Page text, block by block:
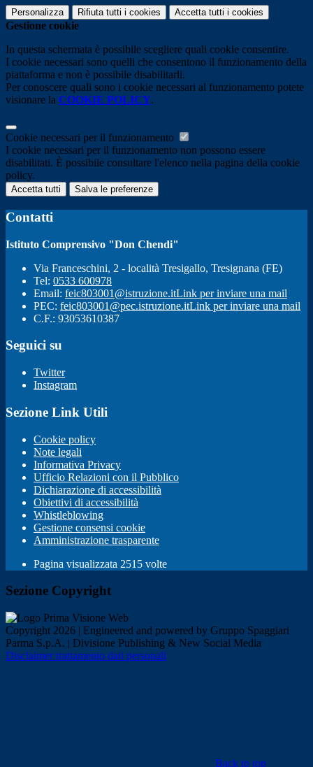
Personalizza Rifiuta tutti i cookies Accetta tutti i cookies
Gestione cookie
In questa schermata è possibile scegliere quali cookie consentire.
I cookie necessari sono quelli che consentono il funzionamento della
piattaforma e non è possibile disabilitarli.
Per conoscere quali sono i cookie necessari al funzionamento potete
visionare la COOKIE POLICY.
Cookie necessari per il funzionamento
I cookie necessari per il funzionamento non possono essere
disabilitati. È possibile consultare l'elenco nella pagina della cookie
policy.
Accetta tutti Salva le preferenze
Contatti
Istituto Comprensivo "Don Chendi"
Via Franceschini, 2 - località Tresigallo, Tresignana (FE)
Tel: 0533 600978
Email: feic803001@istruzione.itLink per inviare una mail
PEC: feic803001@pec.istruzione.itLink per inviare una mail
C.F.: 93053610387
Seguici su
Twitter
Instagram
Sezione Link Utili
Cookie policy
Note legali
Informativa Privacy
Ufficio Relazioni con il Pubblico
Dichiarazione di accessibilità
Obiettivi di accessibilità
Whistleblowing
Gestione consensi cookie
Amministrazione trasparente
Pagina visualizzata 2515 volte
Sezione Copyright
Copyright 2026 | Engineered and powered by Gruppo Spaggiari
Parma S.p.A. | Divisione Publishing & New Social Media
Disclaimer trattamento dati personali
Back to top